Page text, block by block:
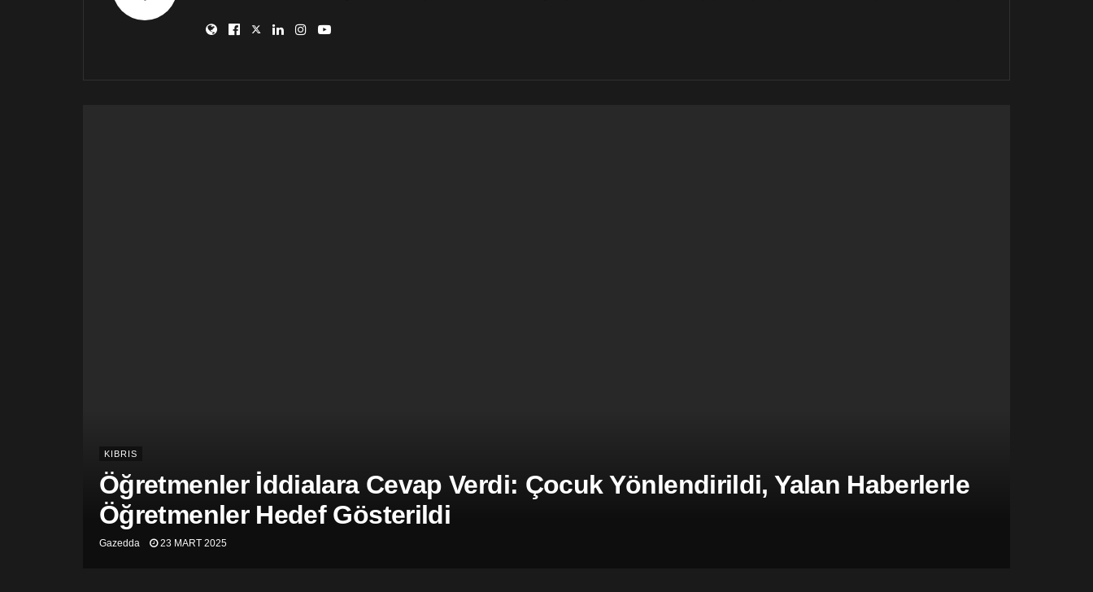
KIBRIS
Öğretmenler İddialara Cevap Verdi: Çocuk Yönlendirildi, Yalan Haberlerle
Öğretmenler Hedef Gösterildi
Gazedda 23 MART 2025